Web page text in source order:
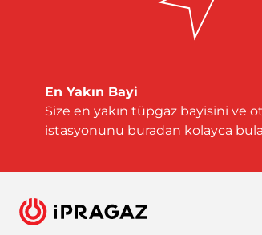
En Yakın Bayi
Size en yakın tüpgaz bayisini ve
istasyonunu buradan kolayca